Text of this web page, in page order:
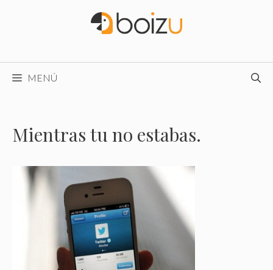
MENÚ
Mientras tu no estabas.